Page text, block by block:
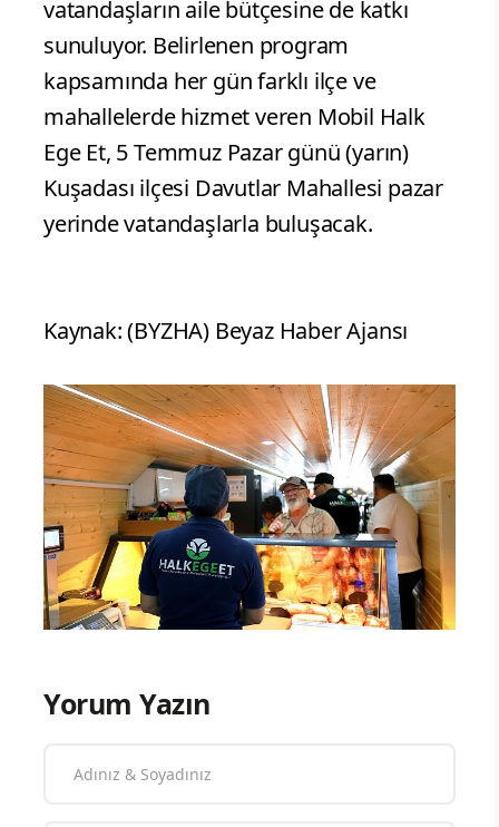
vatandaşların aile bütçesine de katkı
sunuluyor. Belirlenen program
kapsamında her gün farklı ilçe ve
mahallelerde hizmet veren Mobil Halk
Ege Et, 5 Temmuz Pazar günü (yarın)
Kuşadası ilçesi Davutlar Mahallesi pazar
yerinde vatandaşlarla buluşacak.
Kaynak: (BYZHA) Beyaz Haber Ajansı
Yorum Yazın